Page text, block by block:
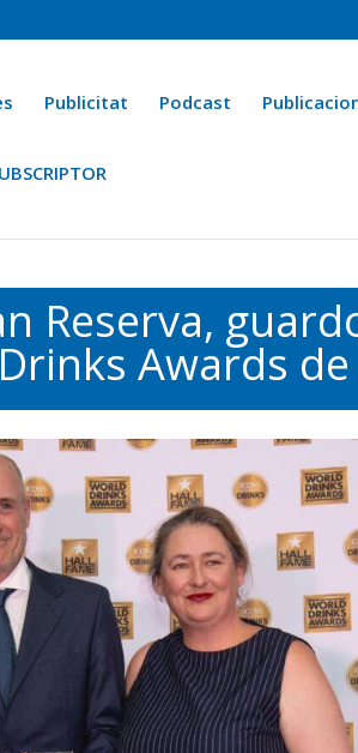
Publicitat Podcast
Ara fa 25 anys
Reserva,
Awards